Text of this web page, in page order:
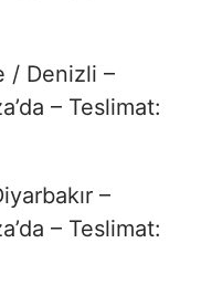
/ Denizli –
– Teslimat:
–
– Teslimat: